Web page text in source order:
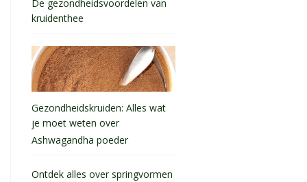
De gezondheidsvoordelen van
kruidenthee
Gezondheidskruiden: Alles wat
je moet weten over
Ashwagandha poeder
Ontdek alles over springvormen